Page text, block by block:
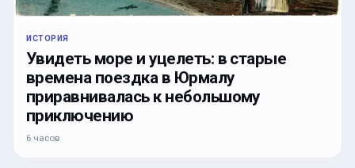
ИСТОРИЯ
Увидеть море и уцелеть: в старые
времена поездка в Юрмалу
приравнивалась к небольшому
приключению
6 часов